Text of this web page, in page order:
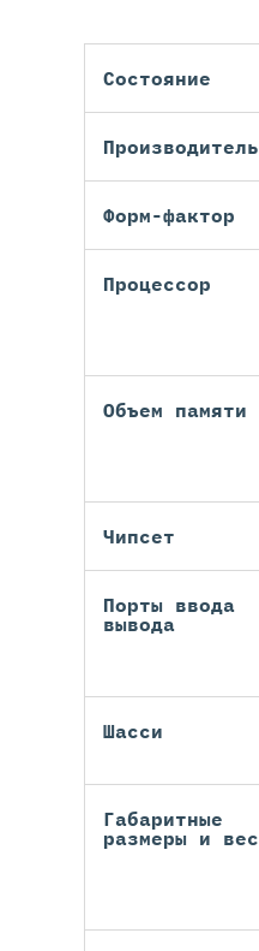
Состояние
Производитель
Форм-фактор
Процессор
Объем памяти
Чипсет
Порты ввода
вывода
Шасси
Габаритные
размеры и вес